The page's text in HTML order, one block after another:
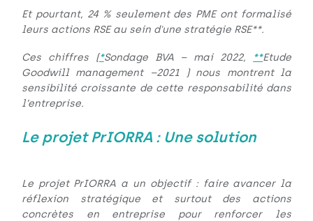
Et pourtant, 24 % seulement des PME ont formalisé
leurs actions RSE au sein d'une stratégie RSE**.
Ces chiffres (*Sondage BVA – mai 2022, **Etude
Goodwill management –2021 ) nous montrent la
sensibilité croissante de cette responsabilité dans
l’entreprise.
Le projet PrIORRA : Une solution
Le projet PrIORRA a un objectif : faire avancer la
réflexion stratégique et surtout des actions
concrètes en entreprise pour renforcer les